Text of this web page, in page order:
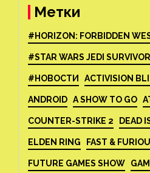
Метки
#HORIZON: FORBIDDEN
#STAR WARS JEDI SURVIVOR
#НОВОСТИ ACTIVISION
ANDROID A SHOW TO GO
COUNTER-STRIKE 2 DEAD
ELDEN RING FAST &
FUTURE GAMES SHOW